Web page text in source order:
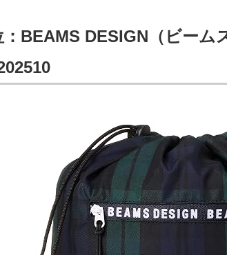
ちょっと気になるネットの話題
：BEAMS DESIGN（ビーム